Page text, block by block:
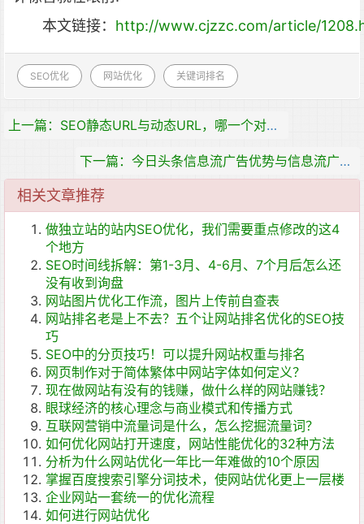
本文链接： http://www.cjzzc.com/article/
SEO优化 网站优化 关键词排名
上一篇：SEO静态URL与动态URL，哪一个对于搜索引擎识别得更好呢？
下一篇：今日头条信息流广告优势与信息流广告推广的投放
相关文章推荐
做独立站的站内SEO优化，我们需要重点修改的这4
个地方
SEO时间线拆解：第1-3月、4-6月、7个月后怎么还
没有收到询盘
网站图片优化工作流，图片上传前自查表
网站排名老是上不去？五个让网站排名优化的SEO技
巧
SEO中的分页技巧！可以提升网站权重与排名
网页制作对于简体繁体中网站字体如何定义？
现在做网站有没有的钱赚，做什么样的网站赚钱？
眼球经济的核心理念与商业模式和传播方式
互联网营销中流量词是什么，怎么挖掘流量词？
如何优化网站打开速度，网站性能优化的32种方法
分析为什么网站优化一年比一年难做的10个原因
掌握百度搜索引擎分词技术，使网站优化更上一层楼
企业网站一套统一的优化流程
如何进行网站优化